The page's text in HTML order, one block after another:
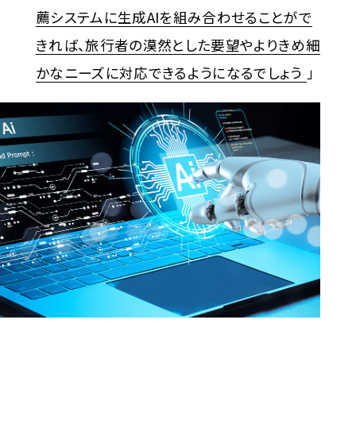
薦システムに生成AIを組み合わせることがで
きれば、旅行者の漠然とした要望やよりきめ細
かなニーズに対応できるようになるでしょう 」